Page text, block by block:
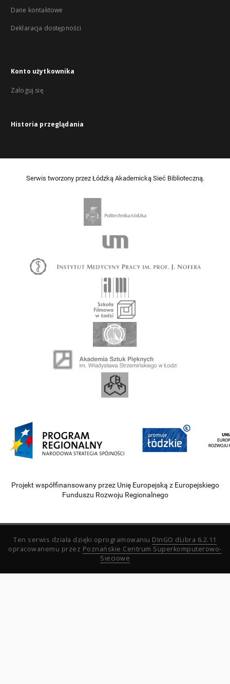
Dane kontaktowe
Deklaracja dostępności
Konto użytkownika
Zaloguj się
Historia przeglądania
Serwis tworzony przez Łódzką Akademicką Sieć Biblioteczną.
Projekt współfinansowany przez Unię Europejską z Europejskiego
Funduszu Rozwoju Regionalnego
Ten serwis działa dzięki oprogramowaniu DInGO dLibra 6.2.11
opracowanemu przez Poznańskie Centrum Superkomputerowo-
Sieciowe